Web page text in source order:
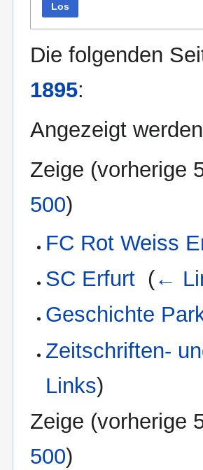
Los
Die folgenden
1895:
Angezeigt
Zeige (vorherige
500)
FC Rot Weiss
SC Erfurt (←
Geschichte
Zeitschriften-
Links)
Zeige (vorherige
500)